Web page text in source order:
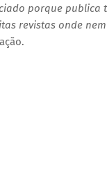
porque
revistas onde